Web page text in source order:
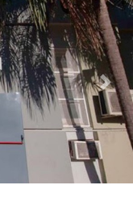
Next